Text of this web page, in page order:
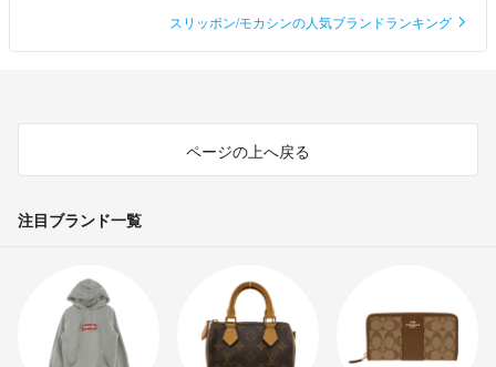
スリッポン/モカシンの人気ブランドランキング
ページの上へ戻る
注目ブランド一覧